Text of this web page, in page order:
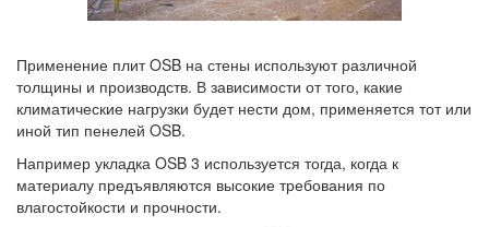
Применение плит OSB на стены используют различной
толщины и производств. В зависимости от того, какие
климатические нагрузки будет нести дом, применяется тот или
иной тип пенелей OSB.
Например укладка OSB 3 используется тогда, когда к
материалу предъявляются высокие требования по
влагостойкости и прочности.